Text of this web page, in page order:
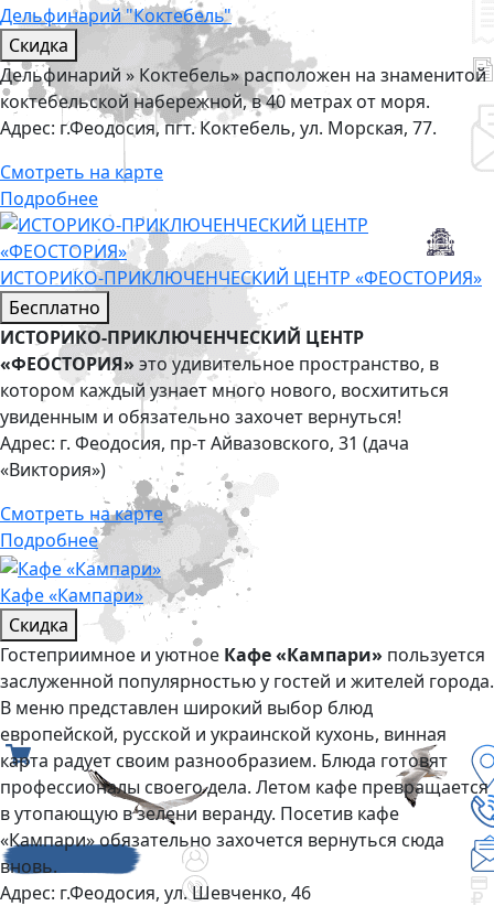
Дельфинарий "Коктебель"
Скидка
Дельфинарий » Коктебель» расположен на знаменитой
коктебельской набережной, в 40 метрах от моря.
Адрес: г.Феодосия, пгт. Коктебель, ул. Морская, 77.
Смотреть на карте
Подробнее
ИСТОРИКО-ПРИКЛЮЧЕНЧЕСКИЙ ЦЕНТР «ФЕОСТОРИЯ»
Бесплатно
ИСТОРИКО-ПРИКЛЮЧЕНЧЕСКИЙ ЦЕНТР
«ФЕОСТОРИЯ» это удивительное пространство, в
котором каждый узнает много нового, восхититься
увиденным и обязательно захочет вернуться!
Адрес: г. Феодосия, пр-т Айвазовского, 31 (дача
«Виктория»)
Смотреть на карте
Подробнее
Кафе «Кампари»
Скидка
Гостеприимное и уютное Кафе «Кампари» пользуется
заслуженной популярностью у гостей и жителей города.
В меню представлен широкий выбор блюд
европейской, русской и украинской кухонь, винная
карта радует своим разнообразием. Блюда готовят
профессионалы своего дела. Летом кафе превращается
в утопающую в зелени веранду. Посетив кафе
«Кампари» обязательно захочется вернуться сюда
вновь.
Адрес: г.Феодосия, ул. Шевченко, 46